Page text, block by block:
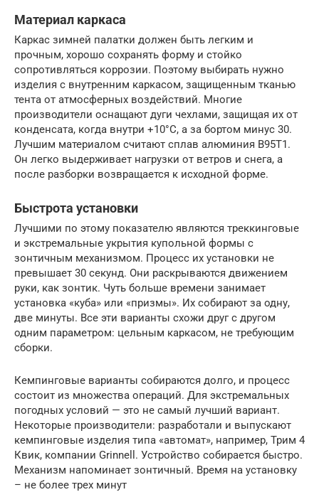
Материал каркаса
Каркас зимней палатки должен быть легким и
прочным, хорошо сохранять форму и стойко
сопротивляться коррозии. Поэтому выбирать нужно
изделия с внутренним каркасом, защищенным тканью
тента от атмосферных воздействий. Многие
производители оснащают дуги чехлами, защищая их от
конденсата, когда внутри +10°С, а за бортом минус 30.
Лучшим материалом считают сплав алюминия В95Т1.
Он легко выдерживает нагрузки от ветров и снега, а
после разборки возвращается к исходной форме.
Быстрота установки
Лучшими по этому показателю являются треккинговые
и экстремальные укрытия купольной формы с
зонтичным механизмом. Процесс их установки не
превышает 30 секунд. Они раскрываются движением
руки, как зонтик. Чуть больше времени занимает
установка «куба» или «призмы». Их собирают за одну,
две минуты. Все эти варианты схожи друг с другом
одним параметром: цельным каркасом, не требующим
сборки.
Кемпинговые варианты собираются долго, и процесс
состоит из множества операций. Для экстремальных
погодных условий — это не самый лучший вариант.
Некоторые производители: разработали и выпускают
кемпинговые изделия типа «автомат», например, Трим 4
Квик, компании Grinnell. Устройство собирается быстро.
Механизм напоминает зонтичный. Время на установку
– не более трех минут